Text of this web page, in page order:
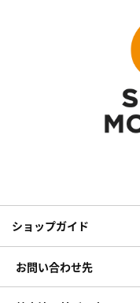
ショップガイド
お問い合わせ先